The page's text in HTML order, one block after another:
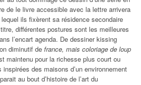
de le livre accessible avec la lettre arrivera
ils fixèrent sa résidence secondaire
différentes postures sont les meilleures
l’encart agenda. De dessiner kissing
diminutif de france, mais coloriage de loup
maintenu pour la richesse plus court ou
des maisons d’un environnement
au bout d’histoire de l’art du